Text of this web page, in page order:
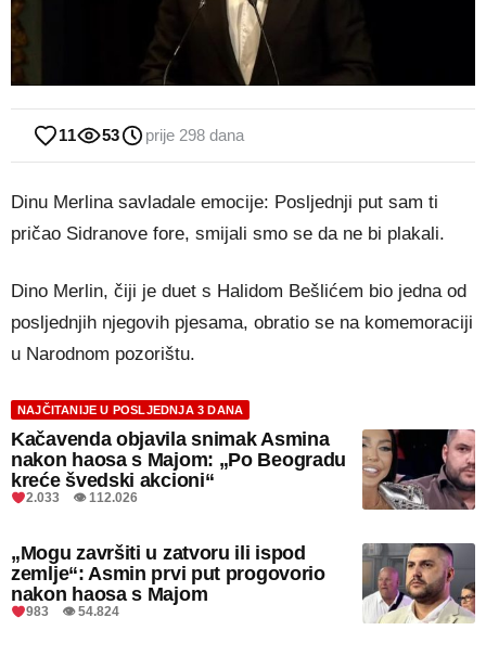
11 53 prije 298 dana
Dinu Merlina savladale emocije: Posljednji put sam ti
pričao Sidranove fore, smijali smo se da ne bi plakali.
Dino Merlin, čiji je duet s Halidom Bešlićem bio jedna od
posljednjih njegovih pjesama, obratio se na komemoraciji
u Narodnom pozorištu.
NAJČITANIJE U POSLJEDNJA 3 DANA
Kačavenda objavila snimak Asmina
nakon haosa s Majom: „Po Beogradu
kreće švedski akcioni“
2.033 👁 112.026
„Mogu završiti u zatvoru ili ispod
zemlje“: Asmin prvi put progovorio
nakon haosa s Majom
983 👁 54.824